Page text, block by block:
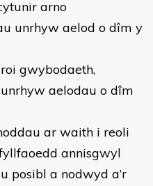
arno
unrhyw aelod o dîm y
gwybodaeth,
aelodau o dîm
ar waith i reoli
annisgwyl
posibl a nodwyd a’r